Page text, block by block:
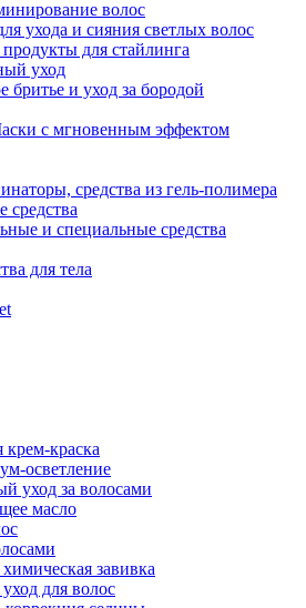
волос
ухода и сияния светлых волос
для стайлинга
уход
бритье и уход за бородой
с мгновенным эффектом
средства из гель-полимера
средства
и специальные средства
для тела
краска
осветление
уход за волосами
масло
завивка
для волос